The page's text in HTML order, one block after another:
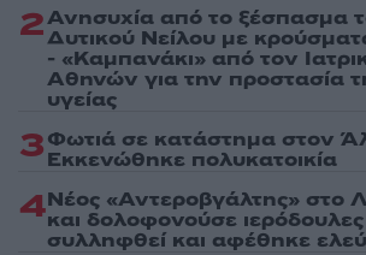
2Ανησυχία από το ξέσπασμα
Δυτικού Νείλου με
- «Καμπανάκι» από τον
Αθηνών για την προστασία
υγείας
3Φωτιά σε κατάστημα στον
Εκκενώθηκε πολυκατοικία
4Νέος «Αντεροβγάλτης» στο
και δολοφονούσε ιερόδουλες
συλληφθεί και αφέθηκε